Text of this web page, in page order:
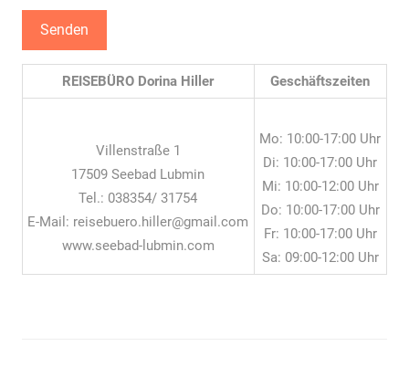
REISEBÜRO Dorina Hiller Geschäftszeiten
Villenstraße 1
17509 Seebad Lubmin
Tel.: 038354/ 31754
E-Mail: reisebuero.hiller@gmail.com
www.seebad-lubmin.com
Mo: 10:00-17:00 Uhr
Di: 10:00-17:00 Uhr
Mi: 10:00-12:00 Uhr
Do: 10:00-17:00 Uhr
Fr: 10:00-17:00 Uhr
Sa: 09:00-12:00 Uhr